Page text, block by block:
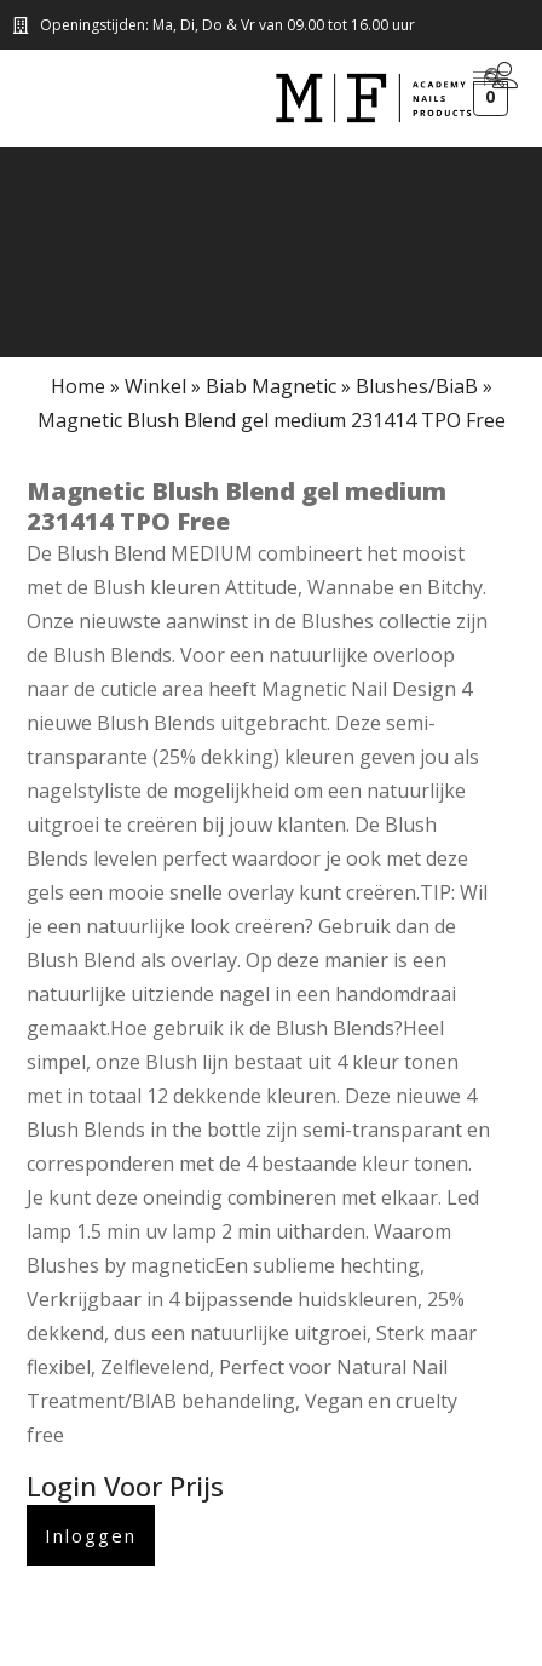
Openingstijden: Ma, Di, Do & Vr van 09.00 tot 16.00 uur
0
Home » Winkel » Biab Magnetic» Blushes/BiaB »
Magnetic Blush Blend gel medium 231414 TPO Free
Magnetic Blush Blend gel medium
231414 TPO Free
De Blush Blend MEDIUM combineert het mooist
met de Blush kleuren Attitude, Wannabe en Bitchy.
Onze nieuwste aanwinst in de Blushes collectie zijn
de Blush Blends. Voor een natuurlijke overloop
naar de cuticle area heeft Magnetic Nail Design 4
nieuwe Blush Blends uitgebracht. Deze semi-
transparante (25% dekking) kleuren geven jou als
nagelstyliste de mogelijkheid om een natuurlijke
uitgroei te creëren bij jouw klanten. De Blush
Blends levelen perfect waardoor je ook met deze
gels een mooie snelle overlay kunt creëren.TIP: Wil
je een natuurlijke look creëren? Gebruik dan de
Blush Blend als overlay. Op deze manier is een
natuurlijke uitziende nagel in een handomdraai
gemaakt.Hoe gebruik ik de Blush Blends?Heel
simpel, onze Blush lijn bestaat uit 4 kleur tonen
met in totaal 12 dekkende kleuren. Deze nieuwe 4
Blush Blends in the bottle zijn semi-transparant en
corresponderen met de 4 bestaande kleur tonen.
Je kunt deze oneindig combineren met elkaar. Led
lamp 1.5 min uv lamp 2 min uitharden. Waarom
Blushes by magneticEen sublieme hechting,
Verkrijgbaar in 4 bijpassende huidskleuren, 25%
dekkend, dus een natuurlijke uitgroei, Sterk maar
flexibel, Zelflevelend, Perfect voor Natural Nail
Treatment/BIAB behandeling, Vegan en cruelty
free
Login Voor Prijs
Inloggen